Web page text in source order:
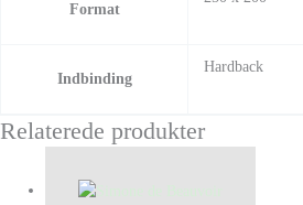
Format
Indbinding
Hardback
Relaterede produkter